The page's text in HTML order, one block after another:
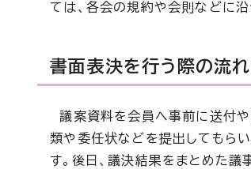
ては、各会の規約や会則などに
書面表決を行う際の流れ
議案資料を会員へ事前に送付や
類や委任状などを提出してもら
す。後日、議決結果をまとめた